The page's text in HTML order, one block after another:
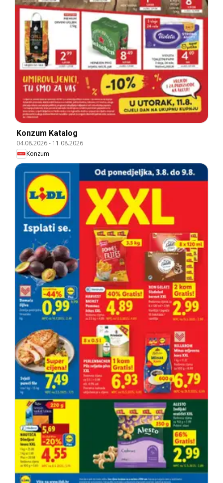
Konzum Katalog
04.08.2026- 11.08.2026
Konzum